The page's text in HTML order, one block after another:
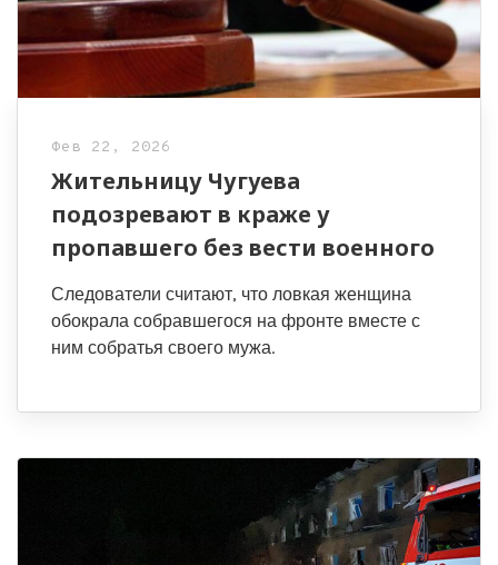
Фев 22, 2026
Жительницу Чугуева
подозревают в краже у
пропавшего без вести военного
Следователи считают, что ловкая женщина
обокрала собравшегося на фронте вместе с
ним собратья своего мужа.